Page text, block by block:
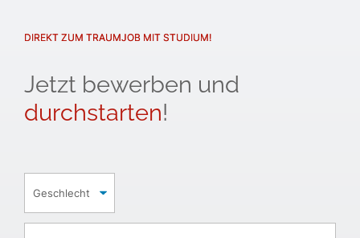
DIREKT ZUM TRAUMJOB MIT STUDIUM!
Jetzt bewerben und
durchstarten!